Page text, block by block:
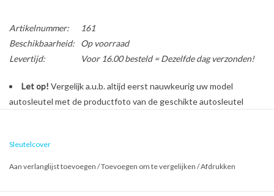
Artikelnummer:
161
Beschikbaarheid:
Op voorraad
Levertijd:
Voor 16.00 besteld = Dezelfde dag verzonden!
Let op! Vergelijk a.u.b. altijd eerst nauwkeurig uw model
autosleutel met de productfoto van de geschikte autosleutel
Sleutelcover
Aan verlanglijst toevoegen /Toevoegen om te vergelijken /Afdrukken